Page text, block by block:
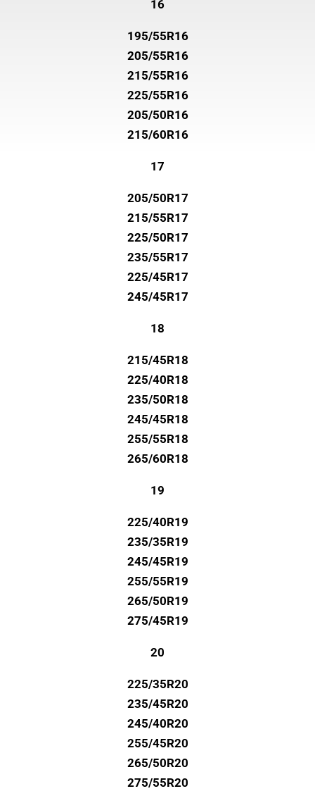
16
195/55R16
205/55R16
215/55R16
225/55R16
205/50R16
215/60R16
17
205/50R17
215/55R17
225/50R17
235/55R17
225/45R17
245/45R17
18
215/45R18
225/40R18
235/50R18
245/45R18
255/55R18
265/60R18
19
225/40R19
235/35R19
245/45R19
255/55R19
265/50R19
275/45R19
20
225/35R20
235/45R20
245/40R20
255/45R20
265/50R20
275/55R20